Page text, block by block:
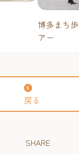
博多まち
アー
戻る
SHARE